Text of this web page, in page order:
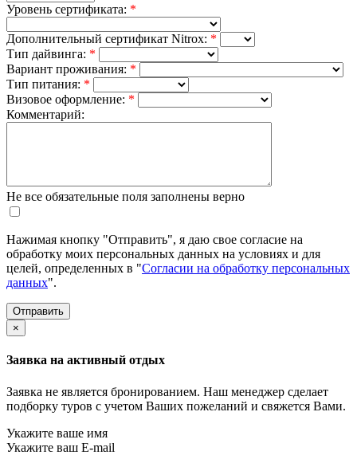
Уровень сертификата: *
Дополнительный сертификат Nitrox: *
Тип дайвинга: *
Вариант проживания: *
Тип питания: *
Визовое оформление: *
Комментарий:
Не все обязательные поля заполнены верно
Нажимая кнопку "Отправить", я даю свое согласие на
обработку моих персональных данных на условиях и для
целей, определенных в "Согласии на обработку персональных
данных".
×
Заявка на активный отдых
Заявка не является бронированием. Наш менеджер сделает
подборку туров с учетом Ваших пожеланий и свяжется Вами.
Укажите ваше имя
Укажите ваш E-mail